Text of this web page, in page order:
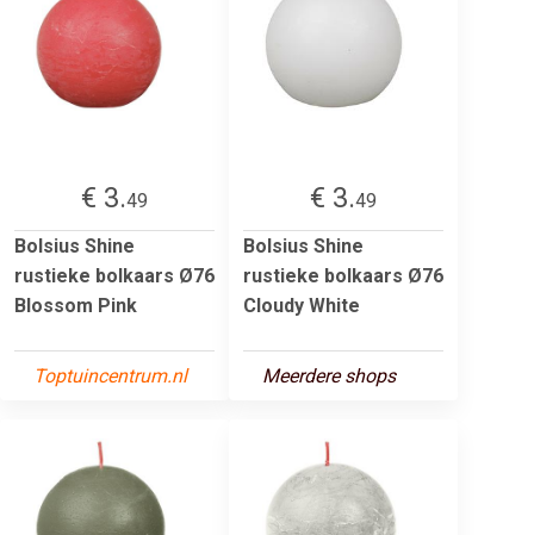
€ 3.49
Bolsius Shine
rustieke bolkaars Ø76
Blossom Pink
Toptuincentrum.nl
€ 3.49
Bolsius Shine
rustieke bolkaars Ø76
Cloudy White
Meerdere shops